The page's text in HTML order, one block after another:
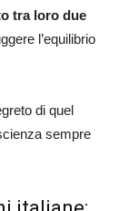
tra loro due
l’equilibrio
di quel
sempre